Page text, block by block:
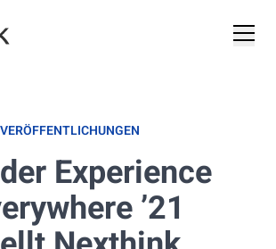
VERÖFFENTLICHUNGEN
Experience
’21